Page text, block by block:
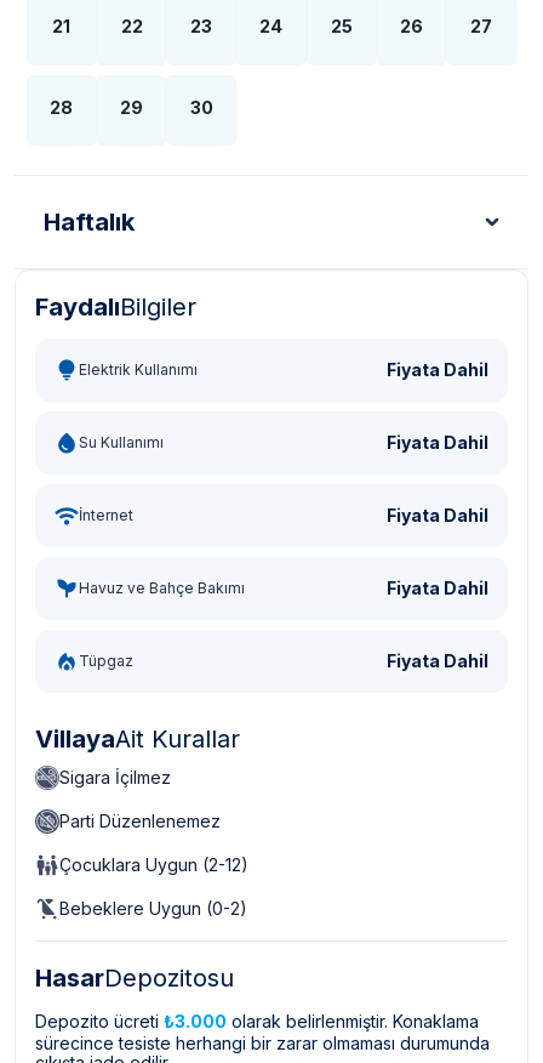
21 22 23 24 25 26 27
28 29 30
Haftalık
Türk Lirası - TL
FaydalıBilgiler
Elektrik Kullanımı Fiyata Dahil
Su Kullanımı Fiyata Dahil
İnternet Fiyata Dahil
Havuz ve Bahçe Bakımı Fiyata Dahil
Tüpgaz Fiyata Dahil
VillayaAit Kurallar
Sigara İçilmez
Parti Düzenlenemez
Çocuklara Uygun (2-12)
Bebeklere Uygun (0-2)
HasarDepozitosu
Depozito ücreti ₺3.000 olarak belirlenmiştir. Konaklama
sürecince tesiste herhangi bir zarar olmaması durumunda